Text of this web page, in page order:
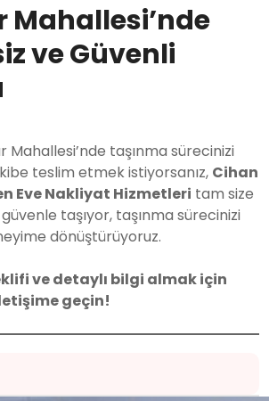
Mahallesi’nde
ve Güvenli
Mahallesi’nde taşınma sürecinizi
teslim etmek istiyorsanız, Cihan
Eve Nakliyat Hizmetleri tam size
güvenle taşıyor, taşınma sürecinizi
dönüştürüyoruz.
ve detaylı bilgi almak için
geçin!